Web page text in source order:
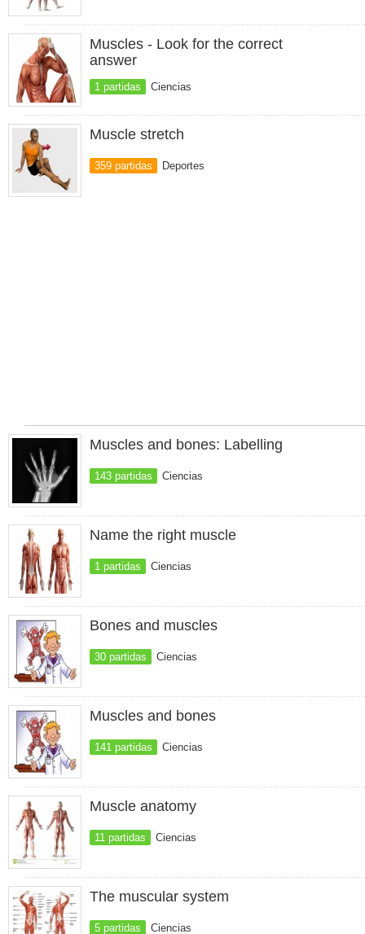
Muscles - Look for the correct
answer
1 partidas Ciencias
Muscle stretch
359 partidas Deportes
Muscles and bones: Labelling
143 partidas Ciencias
Name the right muscle
1 partidas Ciencias
Bones and muscles
30 partidas Ciencias
Muscles and bones
141 partidas Ciencias
Muscle anatomy
11 partidas Ciencias
The muscular system
5 partidas Ciencias